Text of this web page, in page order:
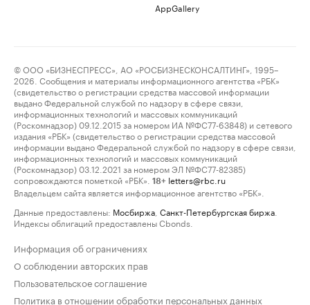
AppGallery
© ООО «БИЗНЕСПРЕСС», АО «РОСБИЗНЕСКОНСАЛТИНГ», 1995–
2026. Сообщения и материалы информационного агентства «РБК»
(свидетельство о регистрации средства массовой информации
выдано Федеральной службой по надзору в сфере связи,
информационных технологий и массовых коммуникаций
(Роскомнадзор) 09.12.2015 за номером ИА №ФС77-63848) и сетевого
издания «РБК» (свидетельство о регистрации средства массовой
информации выдано Федеральной службой по надзору в сфере связи,
информационных технологий и массовых коммуникаций
(Роскомнадзор) 03.12.2021 за номером ЭЛ №ФС77-82385)
сопровождаются пометкой «РБК».
18+ letters@rbc.ru
Владельцем сайта является информационное агентство «РБК».
Данные предоставлены: Мосбиржа Санкт-Петербургская биржа
Индексы облигаций предоставлены Cbonds.
Информация об ограничениях
О соблюдении авторских прав
Пользовательское соглашение
Политика в отношении обработки персональных данных